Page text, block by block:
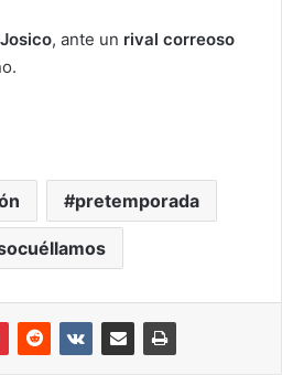
, ante un rival correoso
pretemporada